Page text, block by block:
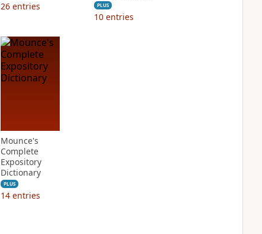
26 entries PLUS
10 entries
Mounce's
Complete
Expository
Dictionary
PLUS
14 entries